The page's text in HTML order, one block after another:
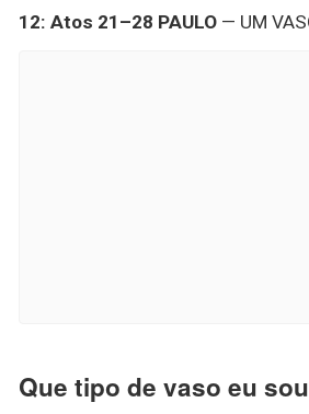
12: Atos 21–28 PAULO — UM
Que tipo de vaso eu